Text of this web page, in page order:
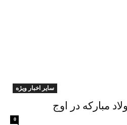
سایر اخبار ویژه
مبارکه در اوج
0